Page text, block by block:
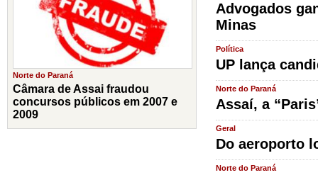
Norte do Paraná
Câmara de Assai fraudou
concursos públicos em 2007 e
2009
Advogados
Minas
Política
UP lança
Norte do Paraná
Assaí, a
Geral
Do aeroporto
Norte do Paraná